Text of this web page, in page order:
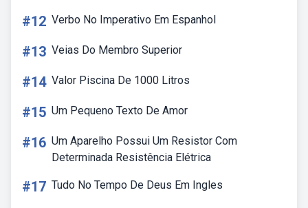
#12 Verbo No Imperativo Em Espanhol
#13 Veias Do Membro Superior
#14 Valor Piscina De 1000 Litros
#15 Um Pequeno Texto De Amor
#16 Um Aparelho Possui Um Resistor Com
Determinada Resistência Elétrica
#17 Tudo No Tempo De Deus Em Ingles